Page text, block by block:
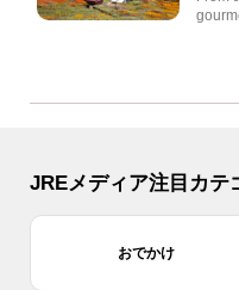
JREメディア注目カテ
おでかけ